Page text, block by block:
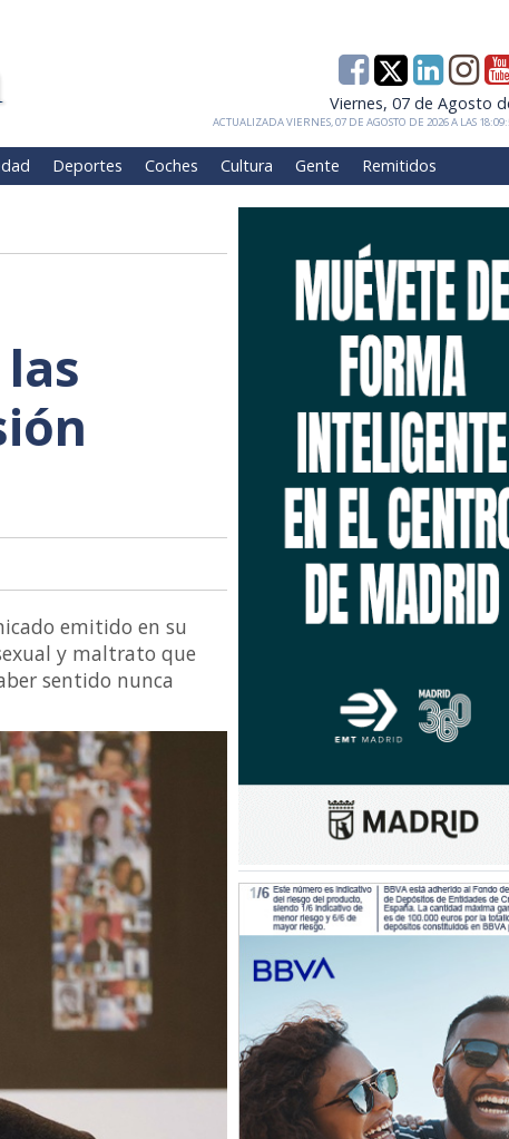
Viernes, 07 de Agosto
ACTUALIZADA VIERNES, 07 DE AGOSTO DE 2026 A LAS
Deportes Coches Cultura Gente Remitidos
emitido en su
y maltrato que
sentido nunca